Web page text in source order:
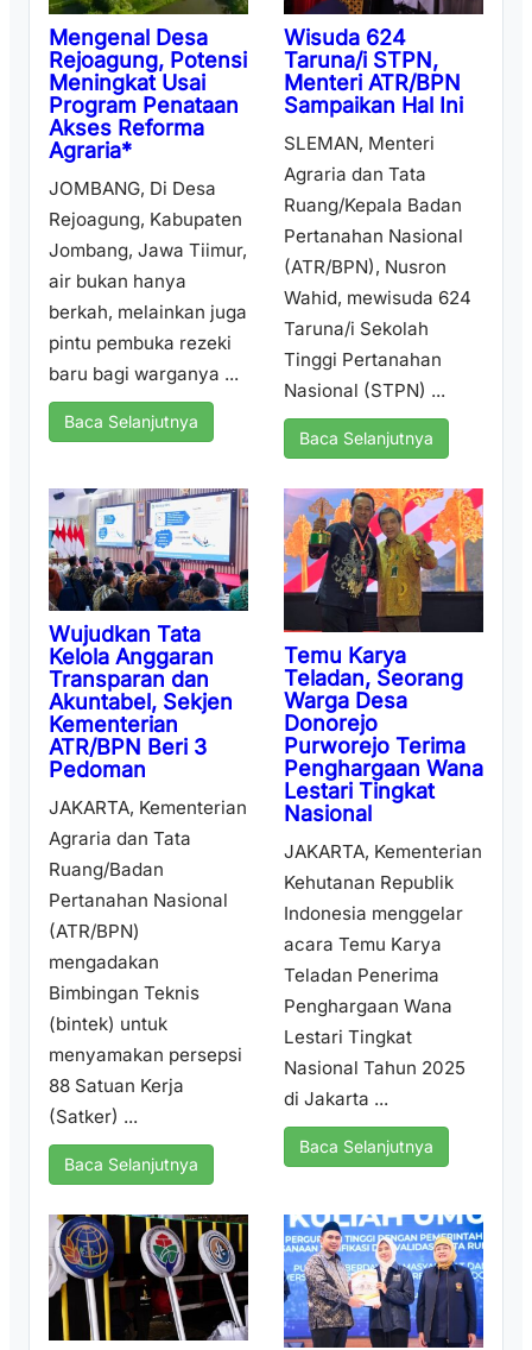
Mengenal Desa
Rejoagung, Potensi
Meningkat Usai
Program Penataan
Akses Reforma
Agraria*
JOMBANG, Di Desa
Rejoagung, Kabupaten
Jombang, Jawa Tiimur,
air bukan hanya
berkah, melainkan juga
pintu pembuka rezeki
baru bagi warganya ...
Baca Selanjutnya
Wisuda 624
Taruna/i STPN,
Menteri ATR/BPN
Sampaikan Hal Ini
SLEMAN, Menteri
Agraria dan Tata
Ruang/Kepala Badan
Pertanahan Nasional
(ATR/BPN), Nusron
Wahid, mewisuda 624
Taruna/i Sekolah
Tinggi Pertanahan
Nasional (STPN) ...
Baca Selanjutnya
Wujudkan Tata
Kelola Anggaran
Transparan dan
Akuntabel, Sekjen
Kementerian
ATR/BPN Beri 3
Pedoman
JAKARTA, Kementerian
Agraria dan Tata
Ruang/Badan
Pertanahan Nasional
(ATR/BPN)
mengadakan
Bimbingan Teknis
(bintek) untuk
menyamakan persepsi
88 Satuan Kerja
(Satker) ...
Baca Selanjutnya
Temu Karya
Teladan, Seorang
Warga Desa
Donorejo
Purworejo Terima
Penghargaan Wana
Lestari Tingkat
Nasional
JAKARTA, Kementerian
Kehutanan Republik
Indonesia menggelar
acara Temu Karya
Teladan Penerima
Penghargaan Wana
Lestari Tingkat
Nasional Tahun 2025
di Jakarta ...
Baca Selanjutnya